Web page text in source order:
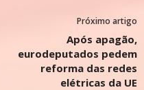
Próximo artigo
Após apagão,
eurodeputados pedem
reforma das redes
elétricas da UE